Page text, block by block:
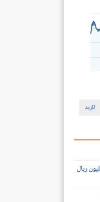
المزيد